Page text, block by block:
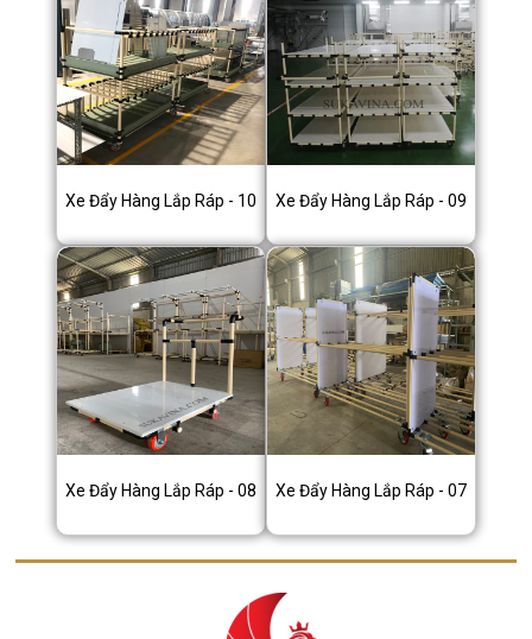
Xe Đẩy Hàng Lắp Ráp - 10 Xe Đẩy Hàng Lắp Ráp - 09
Xe Đẩy Hàng Lắp Ráp - 08 Xe Đẩy Hàng Lắp Ráp - 07